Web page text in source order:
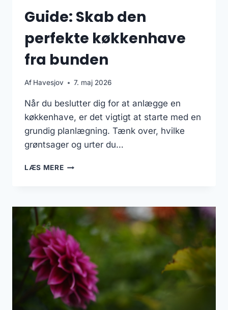
Guide: Skab den
perfekte køkkenhave
fra bunden
Af Havesjov 7. maj 2026
Når du beslutter dig for at anlægge en
køkkenhave, er det vigtigt at starte med en
grundig planlægning. Tænk over, hvilke
grøntsager og urter du…
LÆS MEREGUIDE:
KØKKENHAVE
BUNDEN